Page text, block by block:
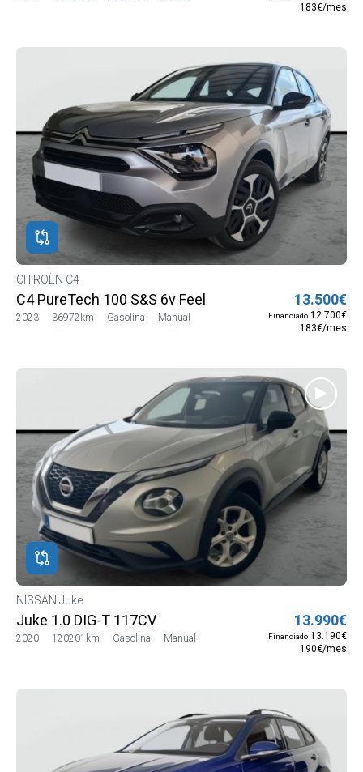
183€/mes
CITROËN C4
C4 PureTech 100 S&S 6v Feel
2023 36972km Gasolina Manual
13.500€
Financiado 12.700€
183€/mes
NISSAN Juke
Juke 1.0 DIG-T 117CV
2020 120201km Gasolina Manual
13.990€
Financiado 13.190€
190€/mes